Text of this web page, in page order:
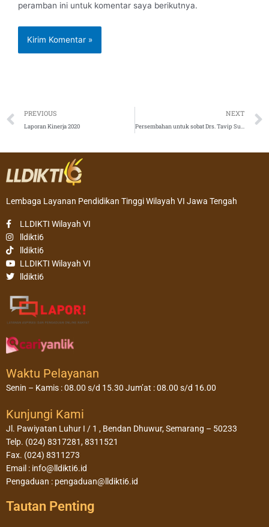
peramban ini untuk komentar saya berikutnya.
Prev
PREVIOUS
Laporan Kinerja 2020
NEXT
Persembahan untuk sobat Drs. Tavip Supriyanto. M.Si Tengger, Radite Asih, 24 Januari 2021
Lembaga Layanan Pendidikan Tinggi Wilayah VI Jawa Tengah
LLDIKTI Wilayah VI
lldikti6
lldikti6
LLDIKTI Wilayah VI
lldikti6
Waktu Pelayanan
Senin – Kamis : 08.00 s/d 15.30 Jum’at : 08.00 s/d 16.00
Kunjungi Kami
Jl. Pawiyatan Luhur I / 1 , Bendan Dhuwur, Semarang – 50233
Telp. (024) 8317281, 8311521
Fax. (024) 8311273
Email : info@lldikti6.id
Pengaduan : pengaduan@lldikti6.id
Tautan Penting